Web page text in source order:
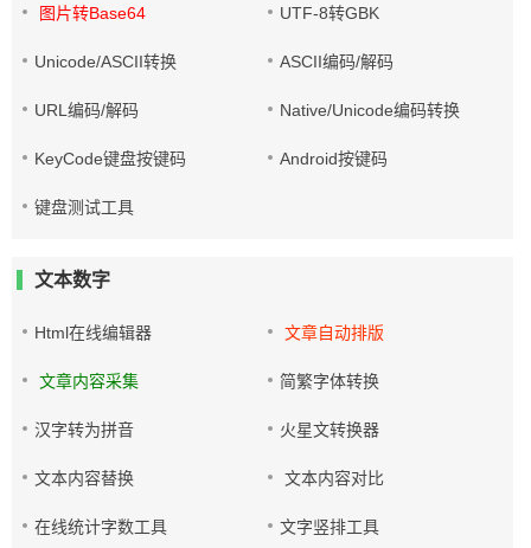
图片转Base64 UTF-8转GBK
Unicode/ASCII转换 ASCII编码/解码
URL编码/解码 Native/Unicode编码转换
KeyCode键盘按键码 Android按键码
键盘测试工具
文本数字
Html在线编辑器 文章自动排版
文章内容采集 简繁字体转换
汉字转为拼音 火星文转换器
文本内容替换 文本内容对比
在线统计字数工具 文字竖排工具